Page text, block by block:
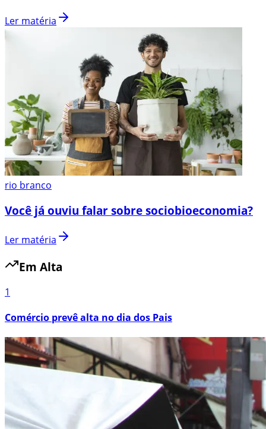
Ler matéria
rio branco
Você já ouviu falar sobre sociobioeconomia?
Ler matéria
Em Alta
1
Comércio prevê alta no dia dos Pais